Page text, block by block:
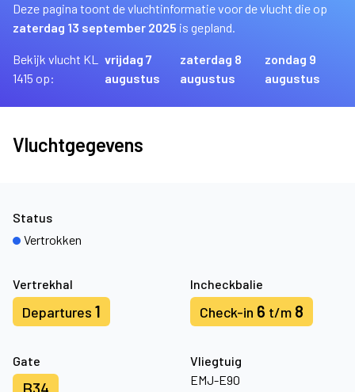
Deze pagina toont de vluchtinformatie voor de vlucht die op
zaterdag 13 september 2025 is gepland.
Bekijk vlucht KL
1415 op:
vrijdag 7
augustus
zaterdag 8
augustus
zondag 9
augustus
Vluchtgegevens
Vertrekhal
Departures 1
Incheckbalie
Check-in 6 t/m 8
Gate
B34
Vliegtuig
EMJ-E90
Status
Vertrokken